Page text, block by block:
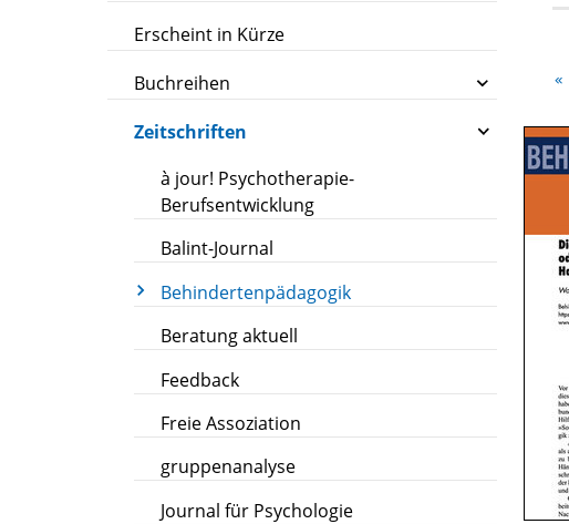
Erscheint in Kürze
Buchreihen
Zeitschriften
à jour! Psychotherapie-
Berufsentwicklung
Balint-Journal
Behindertenpädagogik
Beratung aktuell
Feedback
Freie Assoziation
gruppenanalyse
Journal für Psychologie